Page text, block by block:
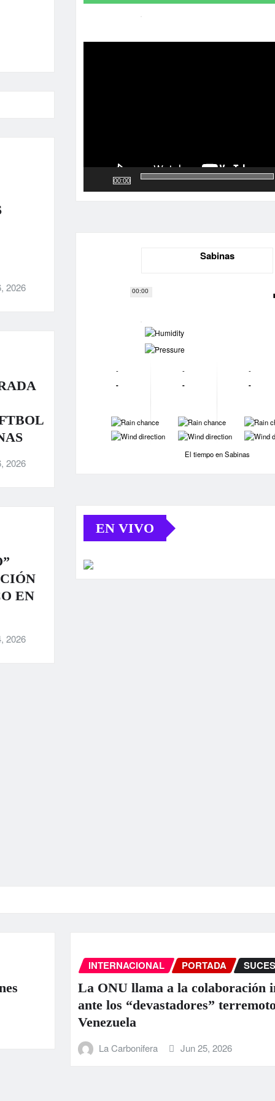
2026
2026
EN
2026
00:00
00:00
Sabinas
-
-
-
-
-
-
-
-
-
-
-
-
-
-
El tiempo en Sabinas
EN VIVO
INTERNACIONAL PORTADA SUCESOS
La ONU llama a la colaboración
ante los “devastadores” terremotos
Venezuela
La Carbonifera Jun 25, 2026